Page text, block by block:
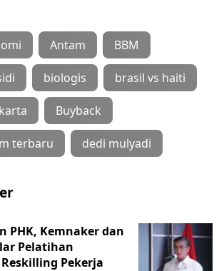
Antam BBM
biologis brasil vs haiti
Buyback
terbaru dedi mulyadi
PHK, Kemnaker dan
Pelatihan
Pekerja